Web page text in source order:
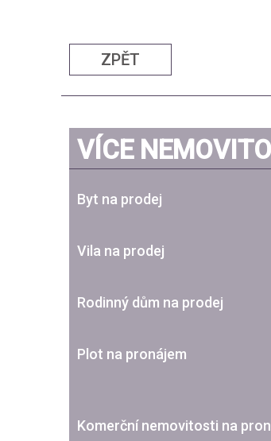
ZPĚT
VÍCE
Byt na prodej
Vila na prodej
Rodinný dům na prodej
Plot na pronájem
Komerční nemovitosti na